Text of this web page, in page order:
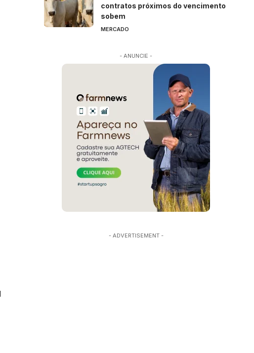
contratos próximos do vencimento
sobem
MERCADO
- ANUNCIE -
- ADVERTISEMENT -